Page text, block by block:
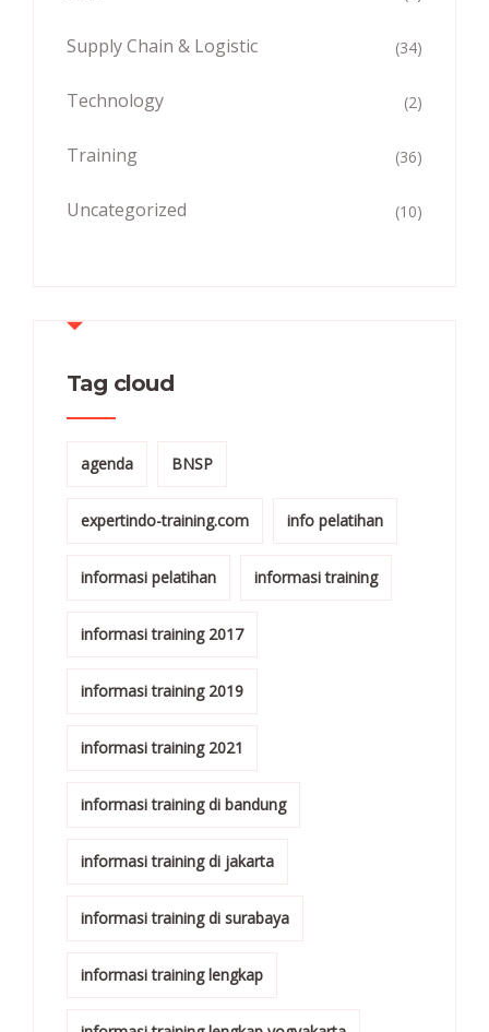
Supply Chain & Logistic (34)
Technology (2)
Training (36)
Uncategorized (10)
Tag cloud
agenda BNSP
expertindo-training.com info pelatihan
informasi pelatihan informasi training
informasi training 2017
informasi training 2019
informasi training 2021
informasi training di bandung
informasi training di jakarta
informasi training di surabaya
informasi training lengkap